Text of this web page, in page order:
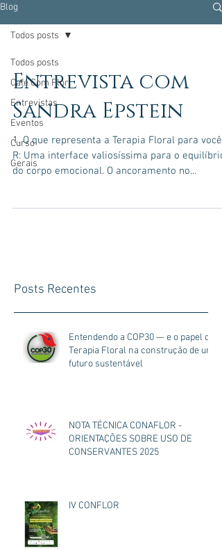
Blog
Todos posts
Café Com Flor
Entrevistas
Eventos
Curso
Gerais
Todos posts
Entrevista com
Sandra Epstein
1. O que representa a Terapia Floral para você?
R: Uma interface valiosíssima para o equilíbrio
do corpo emocional. O ancoramento no...
Posts Recentes
Entendendo a COP30 — e o papel da
Terapia Floral na construção de um
futuro sustentável
NOTA TÉCNICA CONAFLOR -
ORIENTAÇÕES SOBRE USO DE
CONSERVANTES 2025
IV CONFLOR